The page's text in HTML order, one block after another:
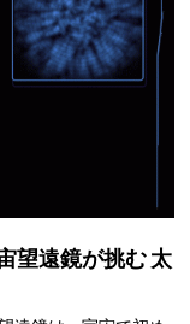
望遠鏡が挑む太